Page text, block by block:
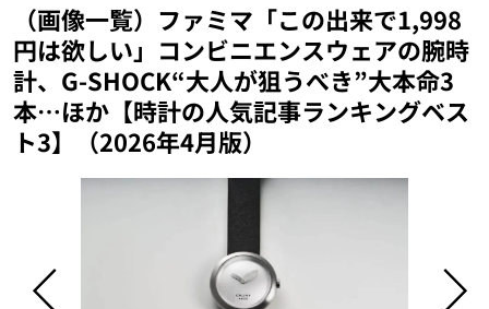
（画像一覧）ファミマ「この出来で1,998
円は欲しい」コンビニエンスウェアの腕時
計、G-SHOCK“大人が狙うべき”大本命3
本…ほか【時計の人気記事ランキングベス
ト3】（2026年4月版）